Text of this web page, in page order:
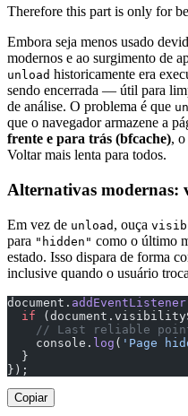
Therefore this part is only for
Embora seja menos usado
modernos e ao surgimento de
unload historicamente era
sendo encerrada — útil para
de análise. O problema é que
que o navegador armazene a
frente e para trás (bfcache),
Voltar mais lenta para todos.
Alternativas modernas:
Em vez de unload , ouça
para "hidden" como o último
estado. Isso dispara de forma
inclusive quando o usuário
document. addEventListener
  if
// Last reliable
    console.
log ( 'Page
  }
});
Copiar